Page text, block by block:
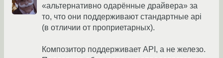
«альтернативно одарённые драйвера» за
то, что они поддерживают стандартные api
(в отличии от проприетарных).
Композитор поддерживает API, а не железо.